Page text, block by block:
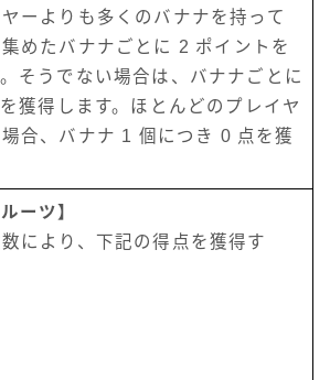
ーよりも多くのバナナを持って
めたバナナごとに 2 ポイントを
そうでない場合は、バナナごとに
獲得します。ほとんどのプレイヤ
合、バナナ 1 個につき 0 点を獲
ーツ】
により、下記の得点を獲得す